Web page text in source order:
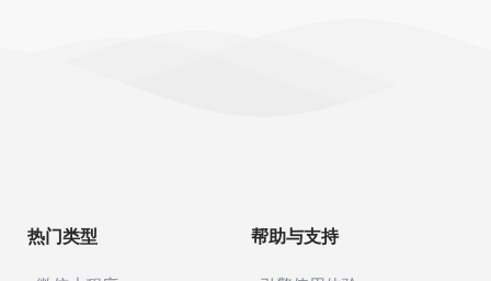
热门类型 帮助与支持